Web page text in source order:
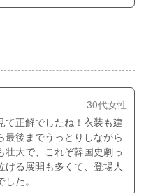
30代女性
て正解でしたね！衣装も建
最後までうっとりしながら
壮大で、これぞ韓国史劇っ
ける展開も多くて、登場人
た。